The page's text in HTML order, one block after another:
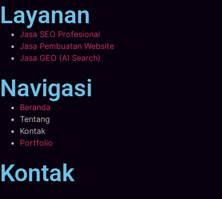
Layanan
Jasa SEO Profesional
Jasa Pembuatan Website
Jasa GEO (AI Search)
Navigasi
Beranda
Tentang
Kontak
Portfolio
Kontak